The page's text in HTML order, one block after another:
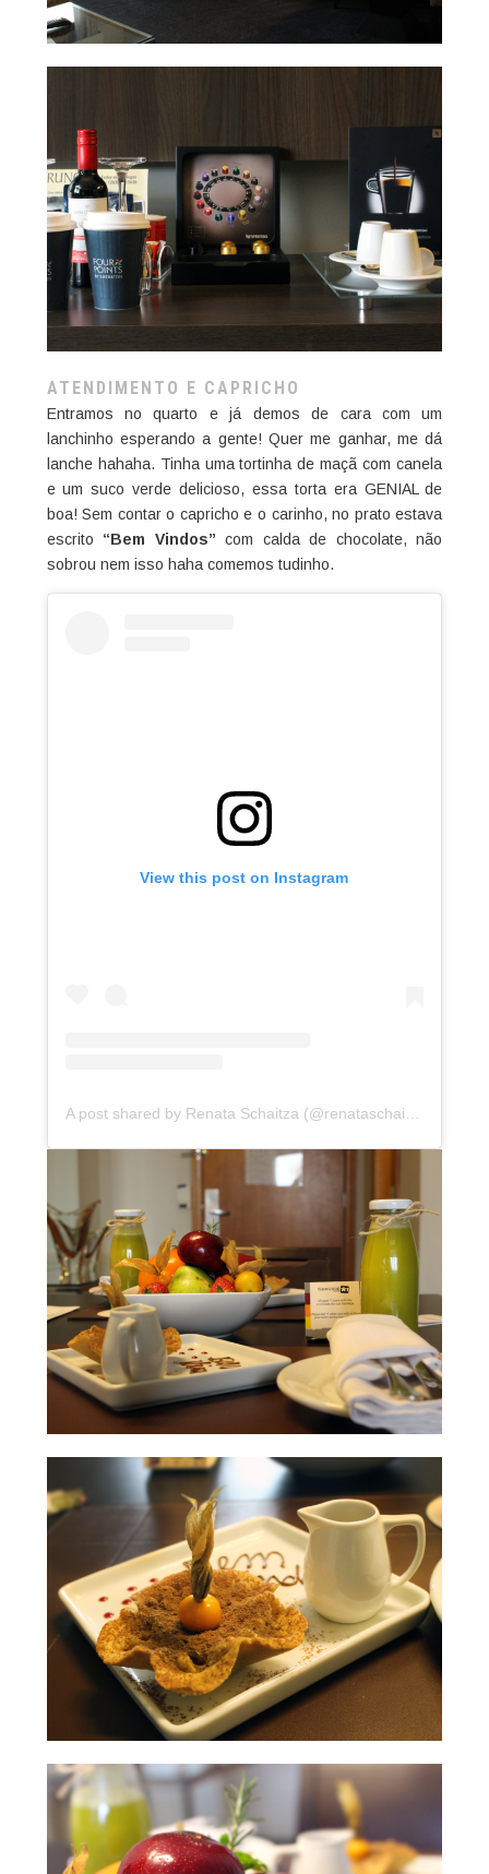
ATENDIMENTO E CAPRICHO
Entramos no quarto e já demos de cara com um
lanchinho esperando a gente! Quer me ganhar, me dá
lanche hahaha. Tinha uma tortinha de maçã com canela
e um suco verde delicioso, essa torta era GENIAL de
boa! Sem contar o capricho e o carinho, no prato estava
escrito “Bem Vindos” com calda de chocolate, não
sobrou nem isso haha comemos tudinho.
View this post on Instagram
A post shared by Renata Schaitza (@renataschaitza)